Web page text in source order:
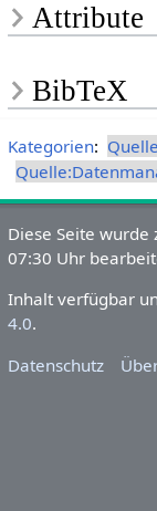
Attribute
BibTeX
Kategorien:
Diese Seite
07:30 Uhr
Inhalt verfügbar
4.0.
Datenschutz